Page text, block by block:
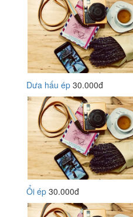
Dưa hấu ép 30.000đ
Ổi ép 30.000đ